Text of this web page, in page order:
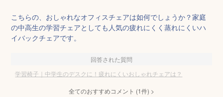
こちらの、おしゃれなオフィスチェアは如何でしょうか？家庭
の中高生の学習チェアとしても人気の疲れにくく蒸れにくいハ
イバックチェアです。
回答された質問
学習椅子｜中学生のデスクに！疲れにくいおしゃれチェアは？
全てのおすすめコメント (1件) >